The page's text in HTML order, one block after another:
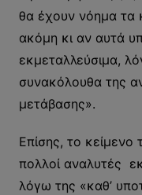
θα έχουν νόημα τα
ακόμη κι αν αυτά
εκμεταλλεύσιμα,
συνακόλουθα της
μετάβασης».
Επίσης, το
πολλοί αναλυτές
λόγω της «καθ’